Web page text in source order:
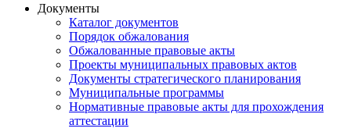
Документы
Каталог документов
Порядок обжалования
Обжалованные правовые акты
Проекты муниципальных правовых актов
Документы стратегического планирования
Муниципальные программы
Нормативные правовые акты для прохождения
аттестации